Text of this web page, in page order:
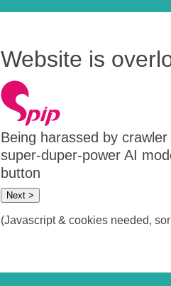
Website is
Being harassed by
super-duper-power AI
button
Next >
(Javascript & cookies needed,